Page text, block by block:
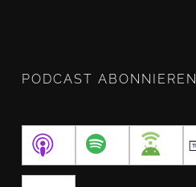
PODCAST ABONNIEREN